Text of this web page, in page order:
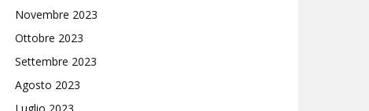
Novembre 2023
Ottobre 2023
Settembre 2023
Agosto 2023